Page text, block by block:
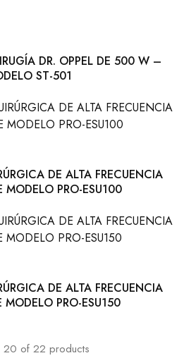
DR. OPPEL DE 500 W –
ST-501
DE ALTA FRECUENCIA
PRO-ESU100
DE ALTA FRECUENCIA
PRO-ESU150
20 of 22 products